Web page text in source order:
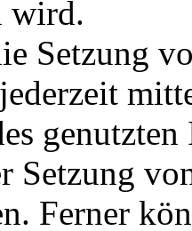
wird.
Setzung
Setzung
Ferner